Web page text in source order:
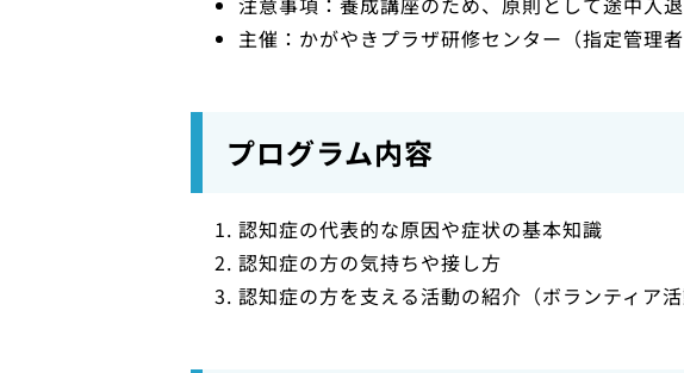
主催：かがやきプラザ研修センター（指定管理
プログラム内容
認知症の代表的な原因や症状の基本知識
認知症の方の気持ちや接し方
認知症の方を支える活動の紹介（ボランティア